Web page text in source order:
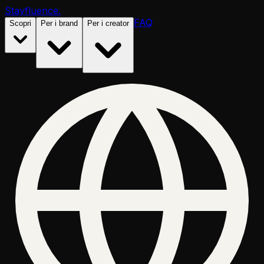
Stayfluence.
Scopri Per i brand Per i creator FAQ